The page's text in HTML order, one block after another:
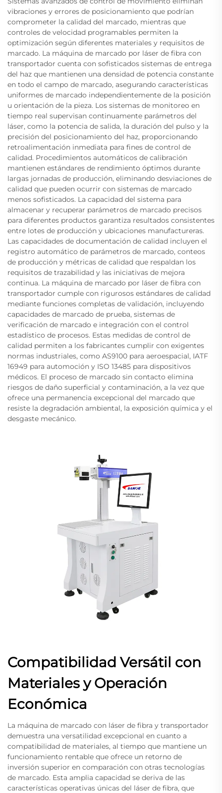
vibraciones y errores de posicionamiento que podrían
comprometer la calidad del marcado, mientras que
controles de velocidad programables permiten la
optimización según diferentes materiales y requisitos de
marcado. La máquina de marcado por láser de fibra con
transportador cuenta con sofisticados sistemas de entrega
del haz que mantienen una densidad de potencia constante
en todo el campo de marcado, asegurando características
uniformes de marcado independientemente de la posición
u orientación de la pieza. Los sistemas de monitoreo en
tiempo real supervisan continuamente parámetros del
láser, como la potencia de salida, la duración del pulso y la
precisión del posicionamiento del haz, proporcionando
retroalimentación inmediata para fines de control de
calidad. Procedimientos automáticos de calibración
mantienen estándares de rendimiento óptimos durante
largas jornadas de producción, eliminando desviaciones de
calidad que pueden ocurrir con sistemas de marcado
menos sofisticados. La capacidad del sistema para
almacenar y recuperar parámetros de marcado precisos
para diferentes productos garantiza resultados consistentes
entre lotes de producción y ubicaciones manufactureras.
Las capacidades de documentación de calidad incluyen el
registro automático de parámetros de marcado, conteos
de producción y métricas de calidad que respaldan los
requisitos de trazabilidad y las iniciativas de mejora
continua. La máquina de marcado por láser de fibra con
transportador cumple con rigurosos estándares de calidad
mediante funciones completas de validación, incluyendo
capacidades de marcado de prueba, sistemas de
verificación de marcado e integración con el control
estadístico de procesos. Estas medidas de control de
calidad permiten a los fabricantes cumplir con exigentes
normas industriales, como AS9100 para aeroespacial, IATF
16949 para automoción y ISO 13485 para dispositivos
médicos. El proceso de marcado sin contacto elimina
riesgos de daño superficial y contaminación, a la vez que
ofrece una permanencia excepcional del marcado que
resiste la degradación ambiental, la exposición química y el
desgaste mecánico.
Compatibilidad Versátil con
Materiales y Operación
Económica
La máquina de marcado con láser de fibra y transportador
demuestra una versatilidad excepcional en cuanto a
compatibilidad de materiales, al tiempo que mantiene un
funcionamiento rentable que ofrece un retorno de
inversión superior en comparación con otras tecnologías
de marcado. Esta amplia capacidad se deriva de las
características operativas únicas del láser de fibra, que